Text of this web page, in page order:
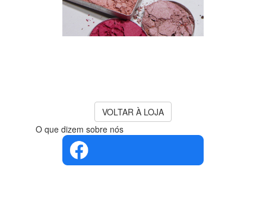
VOLTAR À LOJA
O que dizem sobre nós